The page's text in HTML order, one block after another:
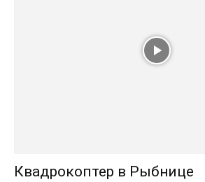
Квадрокоптер в Рыбнице